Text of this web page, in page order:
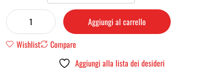
Aggiungi al carrello
Wishlist
Compare
Aggiungi alla lista dei desideri